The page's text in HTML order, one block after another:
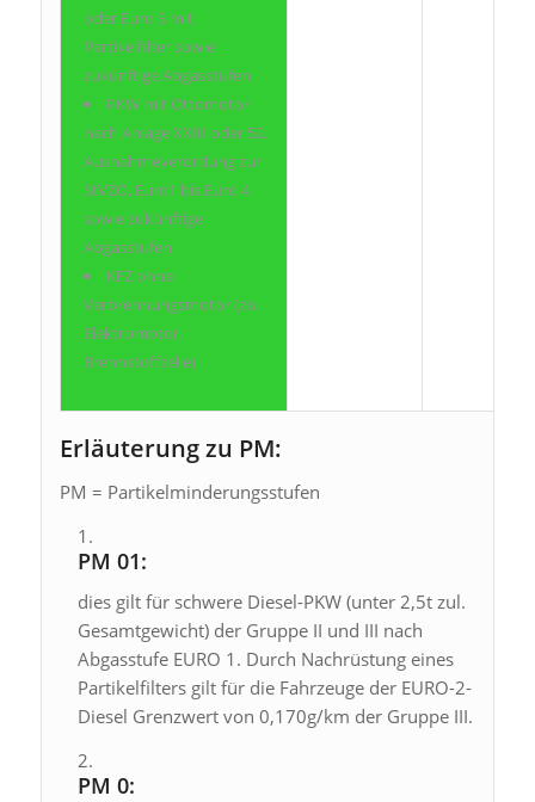
oder Euro 3 mit
Partikelfilter sowie
zukünftige Abgasstufen
PKW mit Ottomotor
nach Anlage XXIII oder 52.
Ausnahmeverordung zur
StVZO, Euro1 bis Euro 4
sowie zukünftige
Abgasstufen
KFZ ohne
Verbrennungsmotor (zb.
Elektromotor,
Brennstoffzelle)
Erläuterung zu PM:
PM = Partikelminderungsstufen
PM 01:
dies gilt für schwere Diesel-PKW (unter 2,5t zul.
Gesamtgewicht) der Gruppe II und III nach
Abgasstufe EURO 1. Durch Nachrüstung eines
Partikelfilters gilt für die Fahrzeuge der EURO-2-
Diesel Grenzwert von 0,170g/km der Gruppe III.
PM 0: